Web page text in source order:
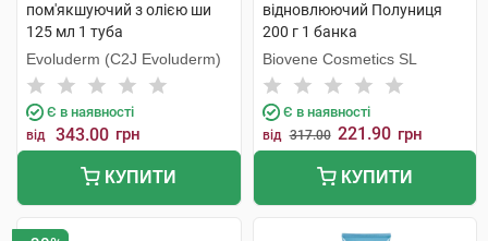
пом'якшуючий з олією ши
125 мл 1 туба
Evoluderm (C2J Evoluderm)
Є в наявності
від 343.00 грн
КУПИТИ
відновлюючий Полуниця
200 г 1 банка
Biovene Cosmetics SL
Є в наявності
від 317.00 221.90 грн
КУПИТИ